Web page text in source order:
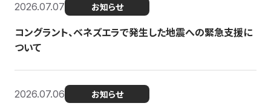
2026.07.07 お知らせ
コングラント、ベネズエラで発生した地震への緊急支援に
ついて
2026.07.06 お知らせ